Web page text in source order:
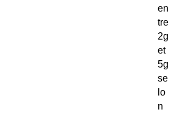
en
tre
2g
et
5g
se
lo
n